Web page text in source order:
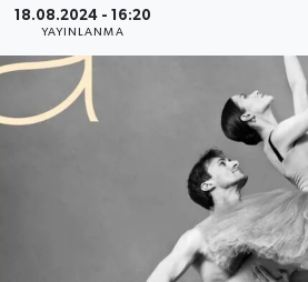
18.08.2024 - 16:20
YAYINLANMA
Magazin
Sağlık
Siyaset
Haber Arşivi